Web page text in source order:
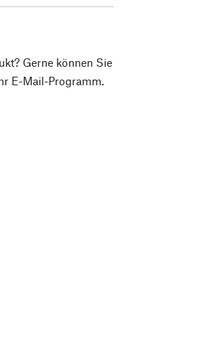
Gerne können Sie
E-Mail-Programm.